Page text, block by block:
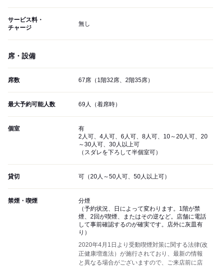
サービス料・
チャージ
無し
席・設備
席数 67席（1階32席、2階35席）
最大予約可能人数 69人（着席時）
個室
有
2人可、4人可、6人可、8人可、10～20人可、20
～30人可、30人以上可
（スダレを下ろして半個室可）
貸切 可（20人～50人可、50人以上可）
禁煙・喫煙
分煙
（予約状況、日によって変わります。1階が禁
煙、2回が喫煙、またはその逆など。店舗に電話
して事前確認するのが確実です。店外に灰皿有
り）
2020年4月1日より受動喫煙対策に関する法律(改
正健康増進法）が施行されており、最新の情報
と異なる場合がございますので、ご来店前に店